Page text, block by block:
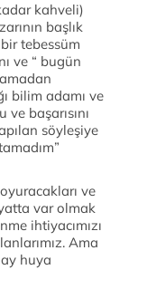
kahveli)
başlık
tebessüm
ve “ bugün
bilim adamı ve
başarısını
söyleşiye
ve
var olmak
ihtiyacımızı
Ama
huya